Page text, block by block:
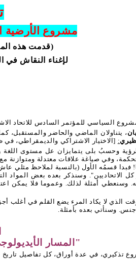
مشروع الأرضية
(قدمت هذه
لإغناء النقاش في
السياسي للمؤتمر السادس للاتحاد
، يتناولان الماضي والحاضر والمستقبل، كما هو واضح من
: [الاختيار الاشتراكي والديمقراطي،
وحسبُ بلى يتمايزان عل مستوى
وفي صياغة علاقات معتدلة ومتوازنة
فبدا قسمُه الأول (بالنسبة لملاحظ مثلي
الاتحاديين". وسنذكر بعده بعض المواد
وسنعطي أمثلة لذلك. وعموما فلا يمكن
الذي لا يكاد المرء يضع القلم في أغلب
وسنأتي بعده بأمثلة.
"المسار
تذكيري، في عدة أوراق، كل تفاصيل تاريخ